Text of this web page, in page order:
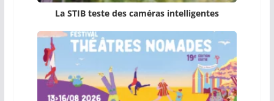
La STIB teste des caméras intelligentes